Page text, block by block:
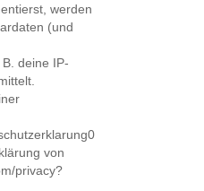
werden
(und
deine IP-
von
privacy?